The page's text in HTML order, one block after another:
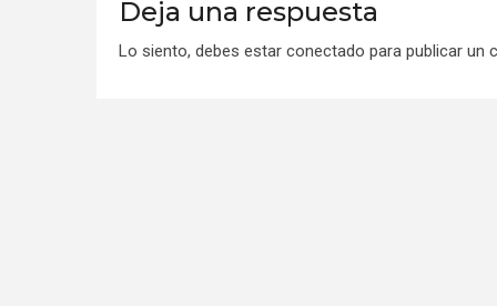
Deja una respuesta
Lo siento, debes estar conectado para publicar un